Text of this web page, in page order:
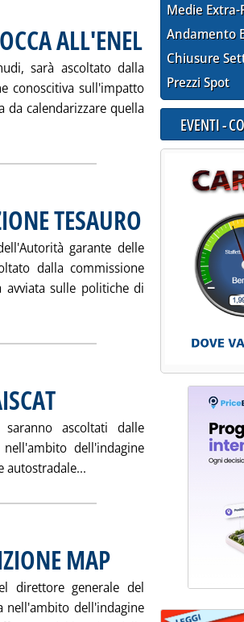
ALL'ENEL . Pubblicata martedì 18
sarà ascoltato dalla
conoscitiva sull'impatto
da calendarizzare quella
notizia: 'INDAGINE CENTRALI-
TESAURO . Pubblicata martedì 18
garante delle
dalla commissione
avviata sulle politiche di
la notizia: 'INDAGINE
. Pubblicata martedì 18 maggio 2004 alle 15.22.
ascoltati dalle
dell'indagine
autostradale... Leggi tutta la notizia: 'RETE
MAP. Pubblicata giovedì 13 maggio
direttore generale del
nell'ambito dell'indagine
Medie Extra-
Andamento
Chiusure
Prezzi Spot
EVENTI -